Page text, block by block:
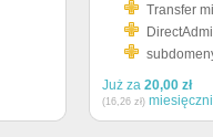
Transfer
Już za 20,00 zł
(16,26 zł)